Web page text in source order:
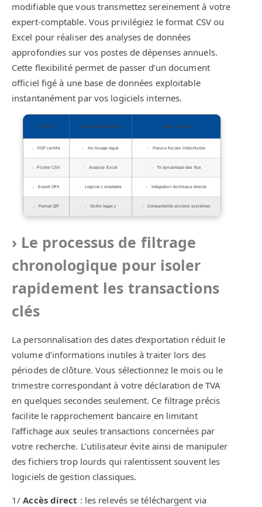
modifiable que vous transmettez sereinement à votre
expert-comptable. Vous privilégiez le format CSV ou
Excel pour réaliser des analyses de données
approfondies sur vos postes de dépenses annuels.
Cette flexibilité permet de passer d’un document
officiel figé à une base de données exploitable
instantanément par vos logiciels internes.
Format Usage recommandé Valeur ajoutée
PDF certifié Archivage légal Preuve fiscale infalsifiable
Fichier CSV Analyse Excel Tri dynamique des flux
Export OFX Logiciel comptable Intégration technique directe
Format QIF Outils legacy Compatibilité anciens systèmes
Le processus de filtrage
chronologique pour isoler
rapidement les transactions
clés
La personnalisation des dates d’exportation réduit le
volume d’informations inutiles à traiter lors des
périodes de clôture. Vous sélectionnez le mois ou le
trimestre correspondant à votre déclaration de TVA
en quelques secondes seulement. Ce filtrage précis
facilite le rapprochement bancaire en limitant
l’affichage aux seules transactions concernées par
votre recherche. L’utilisateur évite ainsi de manipuler
des fichiers trop lourds qui ralentissent souvent les
logiciels de gestion classiques.
1/Accès direct : les relevés se téléchargent via